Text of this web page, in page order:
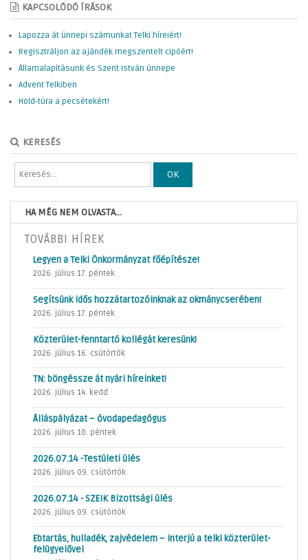
KAPCSOLÓDÓ ÍRÁSOK
Lapozza át ünnepi számunkat Telki híreiért!
Regisztráljon az ajándék megszentelt cipóért!
Államalapításunk és Szent István ünnepe
Advent Telkiben
Hold-túra a pecsétekért!
KERESÉS
OK
HA MÉG NEM OLVASTA...
TOVÁBBI HÍREK
Legyen a Telki Önkormányzat főépítésze!
2026. július 17. péntek
Segítsünk idős hozzátartozóinknak az okmánycserében!
2026. július 17. péntek
Közterület-fenntartó kollégát keresünk!
2026. július 16. csütörtök
TN: böngéssze át nyári híreinket!
2026. július 14. kedd
Álláspályázat – óvodapedagógus
2026. július 10. péntek
2026.07.14 -Testületi ülés
2026. július 09. csütörtök
2026.07.14 - SZEIK Bizottsági ülés
2026. július 09. csütörtök
Ebtartás, hulladék, zajvédelem – interjú a telki közterület-
felügyelővel